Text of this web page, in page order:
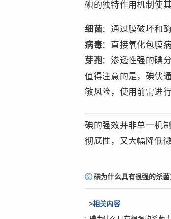
碘的独特作用机制使
​细菌​ ：通过膜破坏和
​病毒​：直接氧化包膜
​芽孢​：渗透性强的碘
值得注意的是，碘伏
敏风险，使用前需进
碘的强效并非单一机
彻底性，又大幅降低
编
上
一
篇
：
碘为什么具有很强的杀菌
>相关内容